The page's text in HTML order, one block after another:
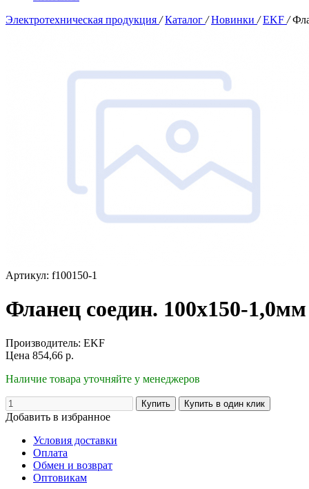
Электротехническая продукция / Каталог / Новинки / EKF /
Артикул: f100150-1
Фланец соедин. 100x150-
Производитель: EKF
Цена 854,66 р.
Наличие товара уточняйте у менеджеров
Добавить в избранное
Условия доставки
Оплата
Обмен и возврат
Оптовикам